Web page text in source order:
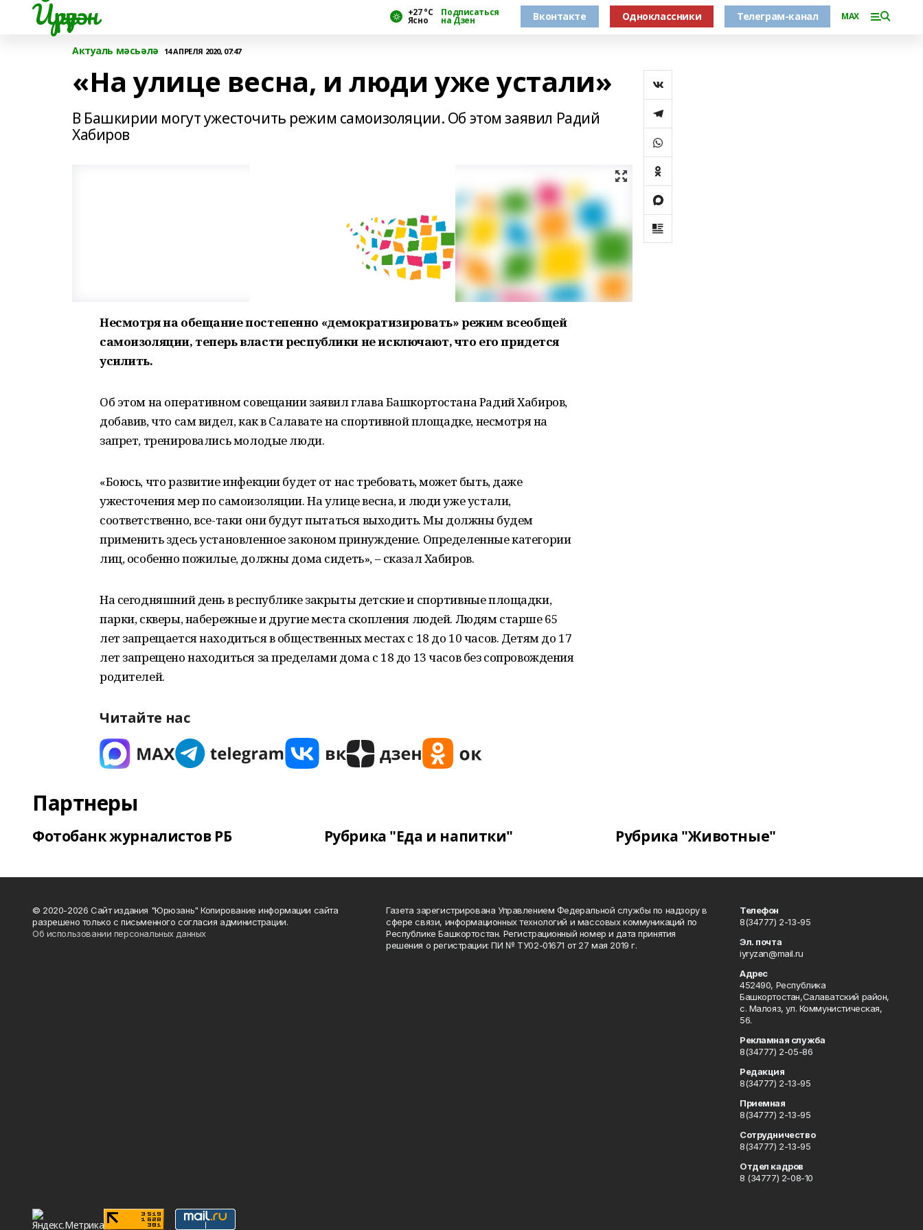
Йүрүҙән +27 °С
Ясно
Подписаться
на Дзен Вконтакте Одноклассники Телеграм-канал MAX
Актуаль мәсьәлә 14 АПРЕЛЯ 2020, 07:47
«На улице весна, и люди уже устали»
В Башкирии могут ужесточить режим самоизоляции. Об этом заявил Радий
Хабиров
Несмотря на обещание постепенно «демократизировать» режим всеобщей
самоизоляции, теперь власти республики не исключают, что его придется
усилить.
Об этом на оперативном совещании заявил глава Башкортостана Радий Хабиров,
добавив, что сам видел, как в Салавате на спортивной площадке, несмотря на
запрет, тренировались молодые люди.
«Боюсь, что развитие инфекции будет от нас требовать, может быть, даже
ужесточения мер по самоизоляции. На улице весна, и люди уже устали,
соответственно, все-таки они будут пытаться выходить. Мы должны будем
применить здесь установленное законом принуждение. Определенные категории
лиц, особенно пожилые, должны дома сидеть», – сказал Хабиров.
На сегодняшний день в республике закрыты детские и спортивные площадки,
парки, скверы, набережные и другие места скопления людей. Людям старше 65
лет запрещается находиться в общественных местах с 18 до 10 часов. Детям до 17
лет запрещено находиться за пределами дома с 18 до 13 часов без сопровождения
родителей.
Читайте нас
Партнеры
Фотобанк журналистов РБ Рубрика "Еда и напитки" Рубрика "Животные"
© 2020-2026 Сайт издания "Юрюзань" Копирование информации сайта
разрешено только с письменного согласия администрации.
Об использовании персональных данных
Газета зарегистрирована Управлением Федеральной службы по надзору в
сфере связи, информационных технологий и массовых коммуникаций по
Республике Башкортостан. Регистрационный номер и дата принятия
решения о регистрации: ПИ № ТУ02-01671 от 27 мая 2019 г.
Телефон
8(34777) 2-13-95
Эл. почта
iyryzan@mail.ru
Адрес
452490, Республика
Башкортостан,Салаватский район,
с. Малояз, ул. Коммунистическая,
56.
Рекламная служба
8(34777) 2-05-86
Редакция
8(34777) 2-13-95
Приемная
8(34777) 2-13-95
Сотрудничество
8(34777) 2-13-95
Отдел кадров
8 (34777) 2-08-10